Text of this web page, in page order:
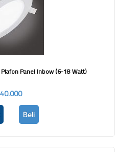
Panel Inbow (6-18 Watt)
Beli